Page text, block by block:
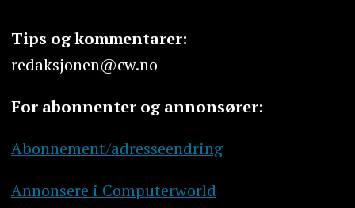
Tips og kommentarer:
redaksjonen@cw.no
For abonnenter og annonsører:
Abonnement/adresseendring
Annonsere i Computerworld